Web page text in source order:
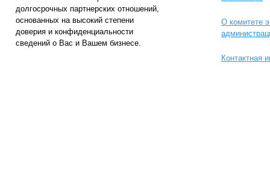
долгосрочных партнерских отношений,
основанных на высокий степени
доверия и конфиденциальности
сведений о Вас и Вашем бизнесе.
О комитете
Контактная